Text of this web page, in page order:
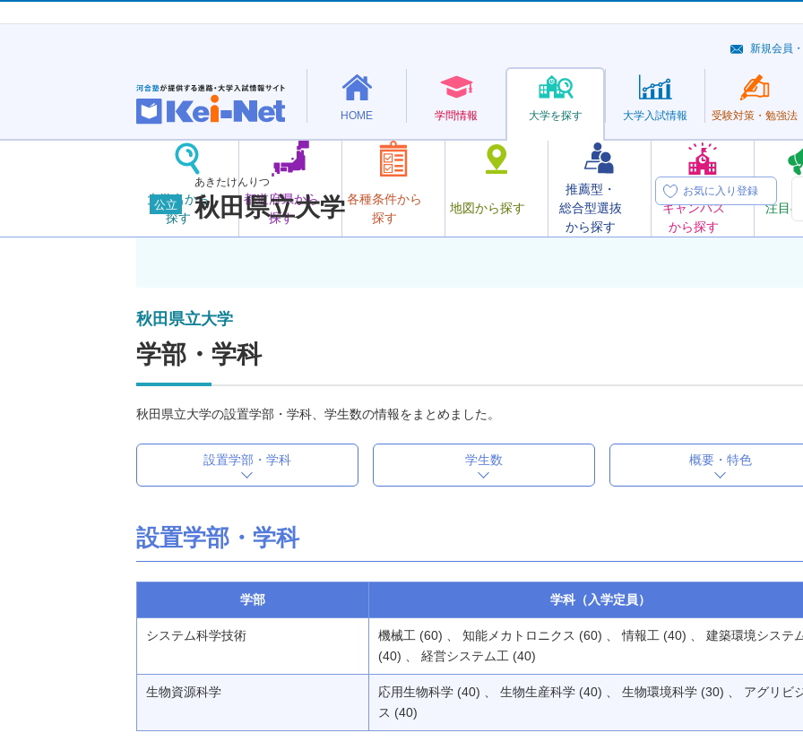
HOME 学問情報 大学を探す
大学名から
探す
都道府県から
探す
各種条件から
探す
地図から探す
推薦型・
総合型選抜
から探す
オープン
キャンパス
から探す
注目
大学入試情報 受験対策・ 勉強法
新規会員
公立
あきたけんりつ
秋田県立大学
お気に入り登録
秋田県立大学
学部・学科
秋田県立大学の設置学部・学科、学生数の情報をまとめました。
設置学部・学科 学生数 概要・特色
設置学部・学科
学部 学科（入学定員）
システム科学技術
機械工 (60) 、 知能メカトロニクス (60) 、 情報工 (40) 、 建築環境システ
(40) 、 経営システム工 (40)
生物資源科学
応用生物科学 (40) 、 生物生産科学 (40) 、 生物環境科学 (30) 、 アグリビ
ス (40)